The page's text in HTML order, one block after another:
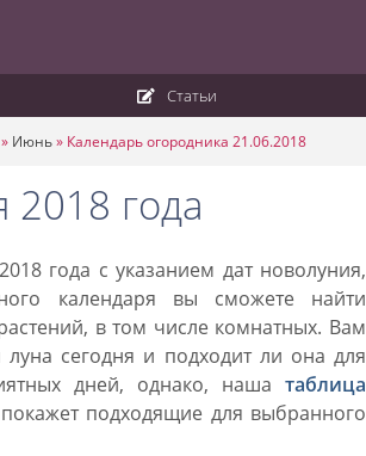
Статьи
» Июнь» Календарь огородника 21.06.2018
года
года с указанием дат новолуния,
календаря вы сможете найти
в том числе комнатных. Вам
сегодня и подходит ли она для
дней, однако, наша таблица
подходящие для выбранного